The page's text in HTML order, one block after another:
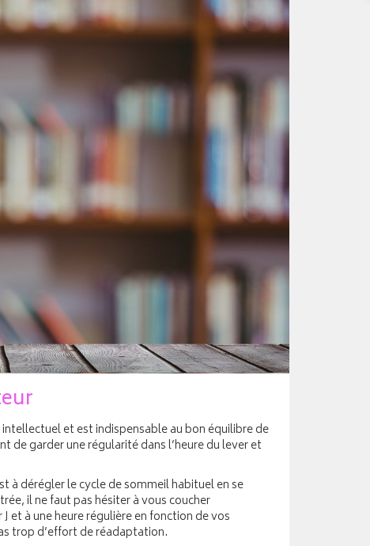
et est indispensable au bon équilibre de
garder une régularité dans l’heure du lever et
à dérégler le cycle de sommeil habituel en se
il ne faut pas hésiter à vous coucher
et à une heure régulière en fonction de vos
trop d’effort de réadaptation.